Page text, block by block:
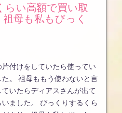
母も私もびっく
付けをしていたら使ってい
。 祖母ももう使わないと言
いたらディアスさんが出て
ました。 びっくりするくら